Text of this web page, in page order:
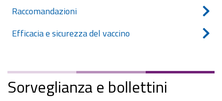
Raccomandazioni
Efficacia e sicurezza del vaccino
Sorveglianza e bollettini